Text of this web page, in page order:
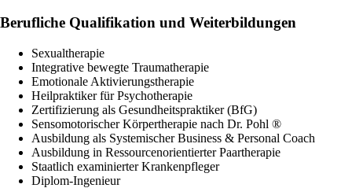
Berufliche Qualifikation und Weiterbildungen
Sexualtherapie
Integrative bewegte Traumatherapie
Emotionale Aktivierungstherapie
Heilpraktiker für Psychotherapie
Zertifizierung als Gesundheitspraktiker (BfG)
Sensomotorischer Körpertherapie nach Dr. Pohl ®
Ausbildung als Systemischer Business & Personal Coach
Ausbildung in Ressourcenorientierter Paartherapie
Staatlich examinierter Krankenpfleger
Diplom-Ingenieur